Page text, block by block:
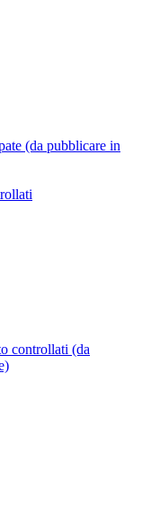
(da pubblicare in
controllati (da